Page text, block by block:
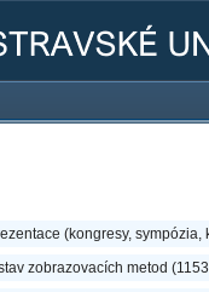
(kongresy, sympózia,
zobrazovacích metod